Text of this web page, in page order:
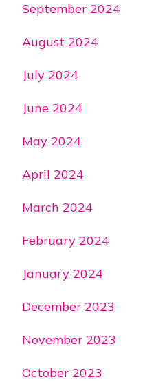
September 2024
August 2024
July 2024
June 2024
May 2024
April 2024
March 2024
February 2024
January 2024
December 2023
November 2023
October 2023